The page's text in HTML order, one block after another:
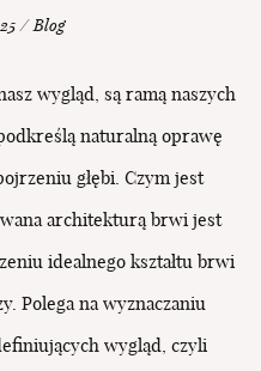
/ Blog
wygląd, są ramą naszych
naturalną oprawę
głębi. Czym jest
architekturą brwi jest
idealnego kształtu brwi
Polega na wyznaczaniu
wygląd, czyli